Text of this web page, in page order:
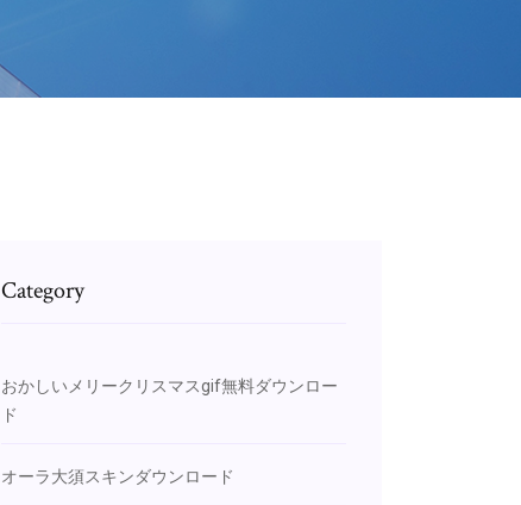
Category
おかしいメリークリスマスgif無料ダウンロー
ド
オーラ大須スキンダウンロード